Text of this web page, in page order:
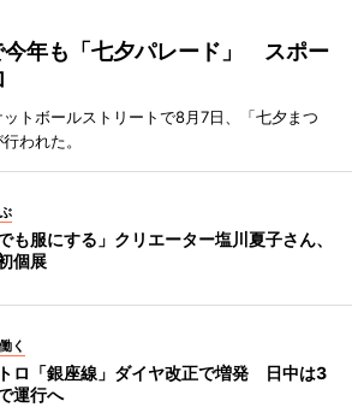
今年も「七夕パレード」 スポー
トボールストリートで8月7日、「七夕まつ
われた。
も服にする」クリエーター塩川夏子さん、
個展
く
ロ「銀座線」ダイヤ改正で増発 日中は3
運行へ